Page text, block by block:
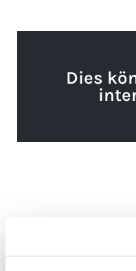
Dies